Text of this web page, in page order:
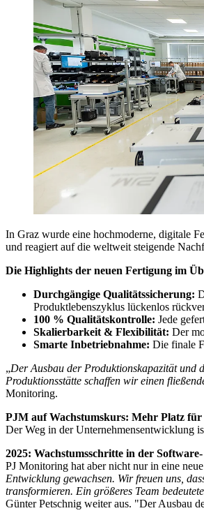
In Graz wurde eine hochmoderne, digitale
und reagiert auf die weltweit steigende
Die Highlights der neuen Fertigung im
Durchgängige Qualitätssicherung:
Produktlebenszyklus lückenlos
100 % Qualitätskontrolle: Jede
Skalierbarkeit & Flexibilität: Der
Smarte Inbetriebnahme: Die finale
„Der Ausbau der Produktionskapazität und
Produktionsstätte schaffen wir einen
Monitoring.
PJM auf Wachstumskurs: Mehr Platz
Der Weg in der Unternehmensentwicklung
2025: Wachstumsschritte in der
PJ Monitoring hat aber nicht nur in eine
Entwicklung gewachsen. Wir freuen uns,
transformieren. Ein größeres Team
Günter Petschnig weiter aus. "Der Ausbau